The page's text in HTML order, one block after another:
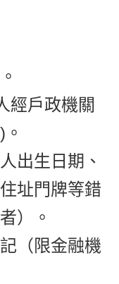
經戶政機關
出生日期、
址門牌等錯
）。
（限金融機